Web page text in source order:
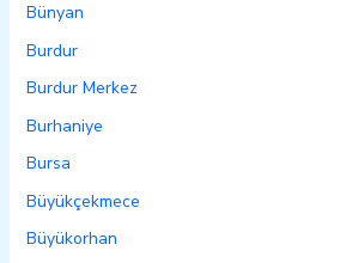
Bünyan
Burdur
Burdur Merkez
Burhaniye
Bursa
Büyükçekmece
Büyükorhan